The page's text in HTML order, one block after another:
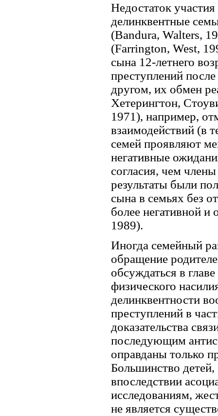
Недостаток
делинквентные
(Bandura, Walters,
(Farrington, West,
сына 12-летнего
преступлений
другом, их обмен
Хетерингтон,
1971), например,
взаимодействий (в
семей проявляют
негативные
согласия, чем
результаты были
сына в семьях без
более негативной
1989).
Иногда семейный
обращение
обсуждаться в
физического
делинквентности
преступлений в
доказательства
последующим
оправданы только
Большинство
впоследствии
исследованиям,
не является